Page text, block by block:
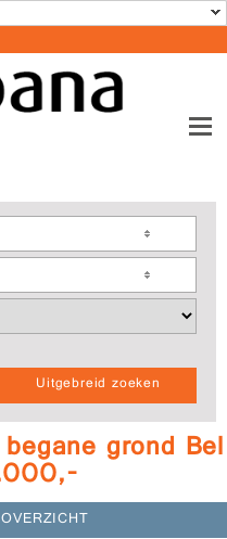
Uitgebreid zoeken
grond Bel